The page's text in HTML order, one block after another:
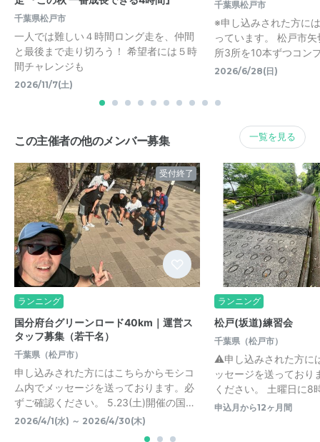
千葉県松戸市
一人では難しい４時間ロング走を、仲間
と最後まで走り切ろう！ 希望者には５時
間チャレンジも
2026/11/7(土)
千葉県松戸市
※申し込みされた方に
っています。 松戸市
所3所を10本ずつコン
2026/6/28(日)
この主催者の他のメンバー募集 一覧を見る
受付終了
ランニング
国分府台グリーンロード40km｜運営ス
タッフ募集（若干名）
千葉県（松戸市）
申し込みされた方にはこちらからモシコ
ム内でメッセージを送っております。必
ずご確認ください。 5.23(土)開催の国…
2026/4/1(水) ～ 2026/4/30(木)
ランニング
松戸(坂道)練習会
千葉県（松戸市）
⚠️申し込みされた方に
ッセージを送っており
ください。 土曜日に8
申込月から12ヶ月間